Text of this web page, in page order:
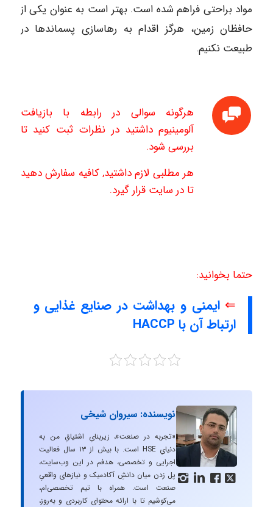
مواد براحتی فراهم شده است. بهتر است به عنوان یکی از
حافظان زمین، هرگز اقدام به رهاسازی پسماندها در
طبیعت نکنیم.
هرگونه سوالی در رابطه با بازیافت
آلومینیوم‌ داشتید در نظرات ثبت کنید تا
بررسی شود.
هر مطلبی لازم داشتید, کافیه سفارش دهید
تا در سایت قرار گیرد.
حتما بخوانید:
⇐ایمنی و بهداشت در صنایع غذایی و
ارتباط آن با HACCP
   
نویسنده: سیروان شیخی
«تجربه در صنعت»، زیربنایِ اشتیاقِ من به
دنیایِ HSE است. با بیش از ۱۳ سال فعالیت
اجرایی و تخصصی، هدفم در این وب‌سایت،
پل زدن میان دانشِ آکادمیک و نیازهای واقعیِ
صنعت است. همراه با تیم تخصصی‌ام،
می‌کوشیم تا با ارائه محتوای کاربردی و به‌روز،